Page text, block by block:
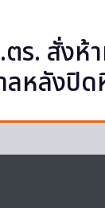
ร. สั่งห้
ลหลังปิ